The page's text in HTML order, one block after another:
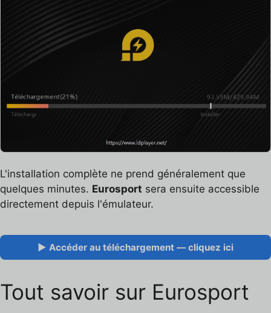
L'installation complète ne prend généralement que
quelques minutes. Eurosport sera ensuite accessible
directement depuis l'émulateur.
▶ Accéder au téléchargement — cliquez ici
Tout savoir sur Eurosport